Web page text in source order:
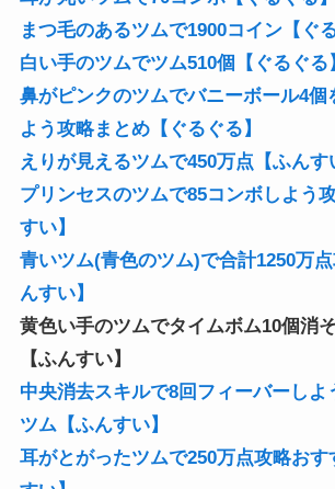
まつ毛のあるツムで1900コイン【ぐ
白い手のツムでツム510個【ぐるぐる
鼻がピンクのツムでバニーボール4個
よう攻略まとめ【ぐるぐる】
えりが見えるツムで450万点【ふんす
プリンセスのツムで85コンボしよう
すい】
青いツム(青色のツム)で合計1250万点
んすい】
黄色い手のツムでタイムボム10個消
【ふんすい】
中央消去スキルで8回フィーバーしよ
ツム【ふんすい】
耳がとがったツムで250万点攻略おす
すい】